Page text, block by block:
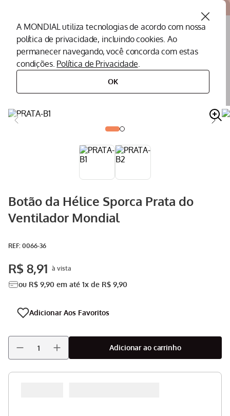
A MONDIAL utiliza tecnologias de acordo com nossa
política de privacidade, incluindo cookies. Ao
permanecer navegando, você concorda com estas
condições. Política de Privacidade.
OK
O que você procura?
peças para ventiladores
Botão da Hélice Sporca Prata do
Ventilador Mondial
: 0066-36
R$ 8,91
ou R$ 9,90 em até 1x de R$ 9,90
Adicionar ao carrinho
2º Air Fryer
Assistencia Tecnica
7º Panificadora
9º Aspirador
10ºMultiprocessador